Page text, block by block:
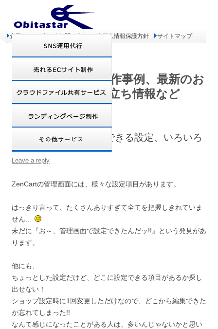
企業コンセプト お問い合わせ 個人情報保護方針 サイトマップ
オビタスター 制作事例、最新のお
得情報、お役立ち情報など
ZenCartの管理画面でできる設定、いろいろ
Leave a reply
ZenCartの管理画面には、様々な設定項目があります。
はっきり言って、たくさんありすぎて全てを把握しきれていま
せん…
未だに『お～、管理画面で設定できたんだッ!!』という発見があ
ります。
他にも、
ちょっとした設定だけど、どこに設定できる項目があるか探し
出せない！
ショップ設定時に1回変更しただけなので、どこから編集できた
か忘れてしまった!!
なんて感じになったことがある人は、多いんじゃないかと思い